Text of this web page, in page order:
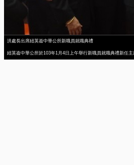
洪處長出席紐英崙中華公所新職員就職典禮
紐英崙中華公所於103年1月4日上午舉行新職員就職典禮新任